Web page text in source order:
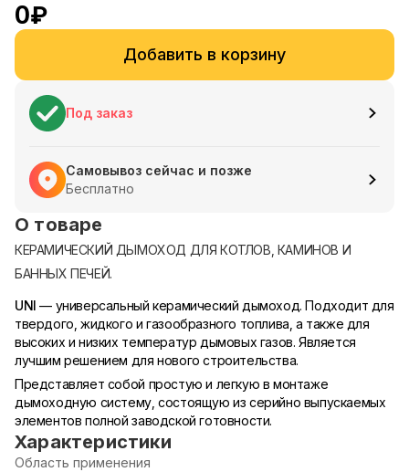
0₽
Добавить в корзину
Под заказ
Самовывоз сейчас и позже
Бесплатно
О товаре
КЕРАМИЧЕСКИЙ ДЫМОХОД ДЛЯ КОТЛОВ, КАМИНОВ И
БАННЫХ ПЕЧЕЙ.
UNI — универсальный керамический дымоход. Подходит для
твердого, жидкого и газообразного топлива, а также для
высоких и низких температур дымовых газов. Является
лучшим решением для нового строительства.
Представляет собой простую и легкую в монтаже
дымоходную систему, состоящую из серийно выпускаемых
элементов полной заводской готовности.
Характеристики
Область применения